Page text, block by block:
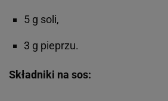
5 g soli,
3 g pieprzu.
Składniki na sos: